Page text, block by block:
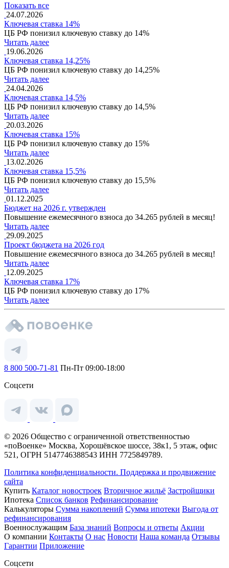
Показать все
24.07.2026
Ключевая ставка 14%
ЦБ РФ понизил ключевую ставку до 14%
Читать далее
19.06.2026
Ключевая ставка 14,25%
ЦБ РФ понизил ключевую ставку до 14,25%
Читать далее
24.04.2026
Ключевая ставка 14,5%
ЦБ РФ понизил ключевую ставку до 14,5%
Читать далее
20.03.2026
Ключевая ставка 15%
ЦБ РФ понизил ключевую ставку до 15%
Читать далее
13.02.2026
Ключевая ставка 15,5%
ЦБ РФ понизил ключевую ставку до 15,5%
Читать далее
01.12.2025
Бюджет на 2026 г. утвержден
Повышение ежемесячного взноса до 34.265 рублей в месяц!
Читать далее
29.09.2025
Проект бюджета на 2026 год
Повышение ежемесячного взноса до 34.265 рублей в месяц!
Читать далее
12.09.2025
Ключевая ставка 17%
ЦБ РФ понизил ключевую ставку до 17%
Читать далее
8 800 500-71-81 Пн-Пт 09:00-18:00
Соцсети
© 2026 Общество с ограниченной ответственностью
«поВоенке» Москва, Хорошёвское шоссе, 38к1, 5 этаж, офис
521, ОГРН 5147746388543 ИНН 7725849789.
Политика конфиденциальности. Поддержка и продвижение
сайта
Купить Каталог новостроек Вторичное жильё Застройщики
Ипотека Список банков Рефинансирование
Калькуляторы Сумма накоплений Сумма ипотеки Выгода от
рефинансирования
Военнослужащим База знаний Вопросы и ответы Акции
О компании Контакты О нас Новости Наша команда Отзывы
Гарантии Приложение
Соцсети